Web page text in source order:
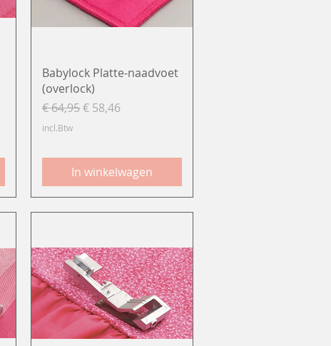
Snel overzicht
Babylock Platte-naadvoet
(overlock)
Normale prijs
€ 64,95Verkoopprijs
€ 58,46
incl.Btw
In winkelwagen